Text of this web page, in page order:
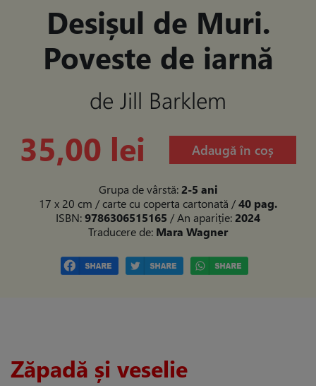
Desișul de Muri.
Poveste de iarnă
de Jill Barklem
35,00 lei Adaugă în coș
Grupa de vârstă:2-5 ani
17 x 20 cm / carte cu coperta cartonată /40 pag.
ISBN:9786306515165 / An apariție:2024
Traducere de: Mara Wagner
Zăpadă și veselie